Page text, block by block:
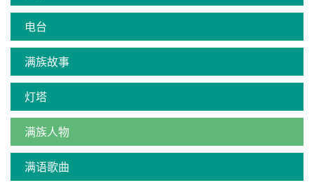
电台
满族故事
灯塔
满族人物
满语歌曲